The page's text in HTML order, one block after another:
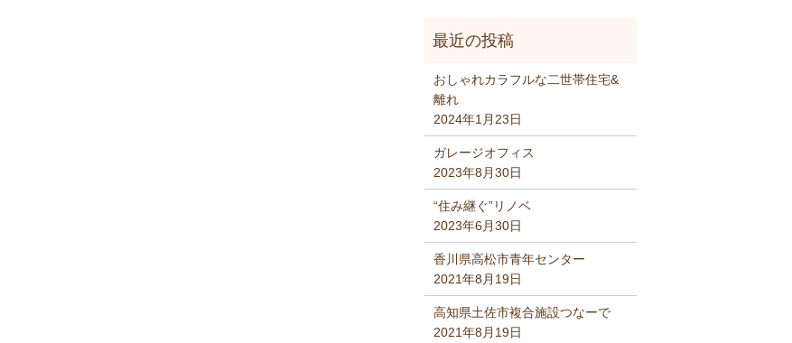
おしゃれカラフルな二世帯住宅&
離れ
2024年1月23日
ガレージオフィス
2023年8月30日
“住み継ぐ”リノベ
2023年6月30日
香川県高松市青年センター
2021年8月19日
高知県土佐市複合施設つなーで
2021年8月19日